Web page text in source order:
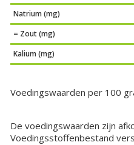
Natrium (mg)
= Zout (mg)
Kalium (mg)
Voedingswaarden per 100
De voedingswaarden zijn
Voedingsstoffenbestand